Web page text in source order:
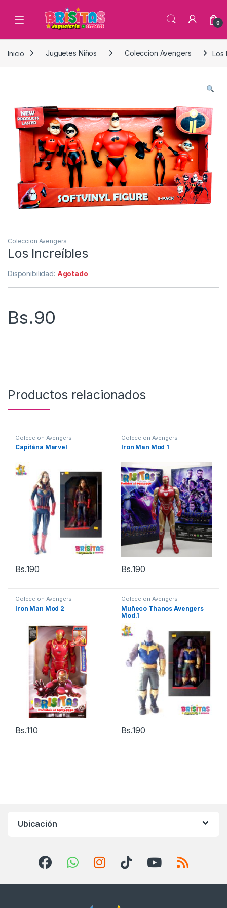
0
Inicio Juguetes Niños Coleccion Avengers Los
Coleccion Avengers
Los Increíbles
Disponibilidad: Agotado
Bs.90
Productos relacionados
Coleccion Avengers
Capitána Marvel
Bs.190
Coleccion Avengers
Iron Man Mod 1
Bs.190
Coleccion Avengers
Iron Man Mod 2
Bs.110
Coleccion Avengers
Muñeco Thanos Avengers
Mod.1
Bs.190
Ubicación